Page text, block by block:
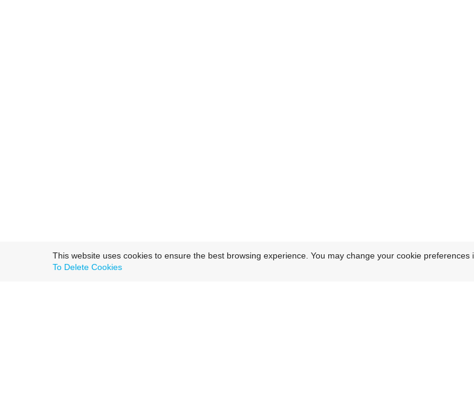
This website uses cookies to ensure the best browsing experience. You may change your cookie preferences
To Delete Cookies